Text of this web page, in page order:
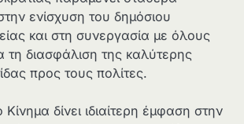
ενίσχυση του δημόσιου
και στη συνεργασία με όλους
τη διασφάλιση της καλύτερης
προς τους πολίτες.
δίνει ιδιαίτερη έμφαση στην